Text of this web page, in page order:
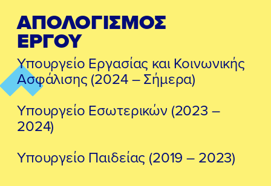
ΑΠΟΛΟΓΙΣΜΟΣ
ΕΡΓΟΥ
Υπουργείο Εργασίας και Κοινωνικής
Ασφάλισης (2024 – Σήμερα)
Υπουργείο Εσωτερικών (2023 –
2024)
Υπουργείο Παιδείας (2019 – 2023)